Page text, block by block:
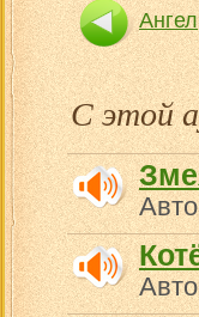
Ангел
С этой